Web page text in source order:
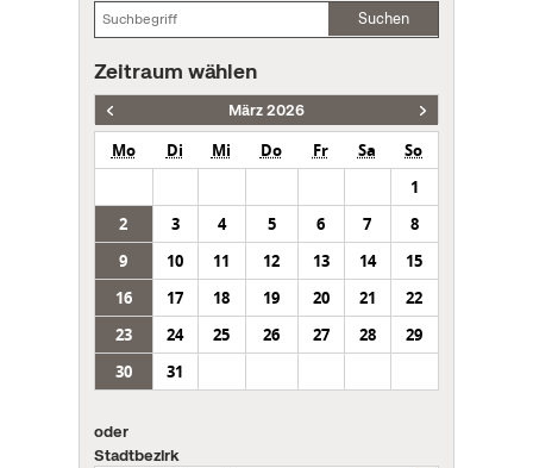
Suchen
Zeitraum wählen
März 2026
Mo Di Mi Do Fr Sa
So
1
2
3 4 5 6 7
8
9
10 11 12 13 14
15
16
17 18 19 20 21
22
23
24 25 26 27 28
29
30
31
oder
Stadtbezirk